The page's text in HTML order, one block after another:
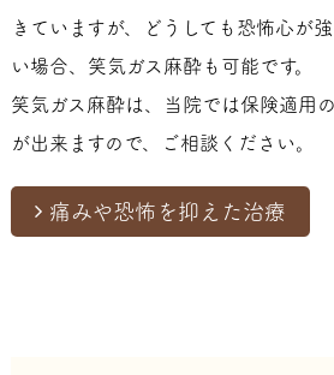
きていますが、どうしても恐怖心が
い場合、笑気ガス麻酔も可能です。
笑気ガス麻酔は、当院では保険適用
が出来ますので、ご相談ください。
痛みや恐怖を抑えた治療